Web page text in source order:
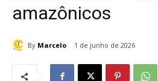
amazônicos
By Marcelo 1 de junho de 2026